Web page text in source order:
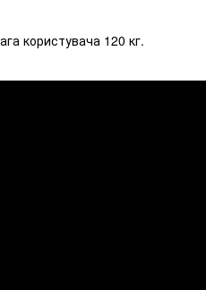
користувача 120 кг.